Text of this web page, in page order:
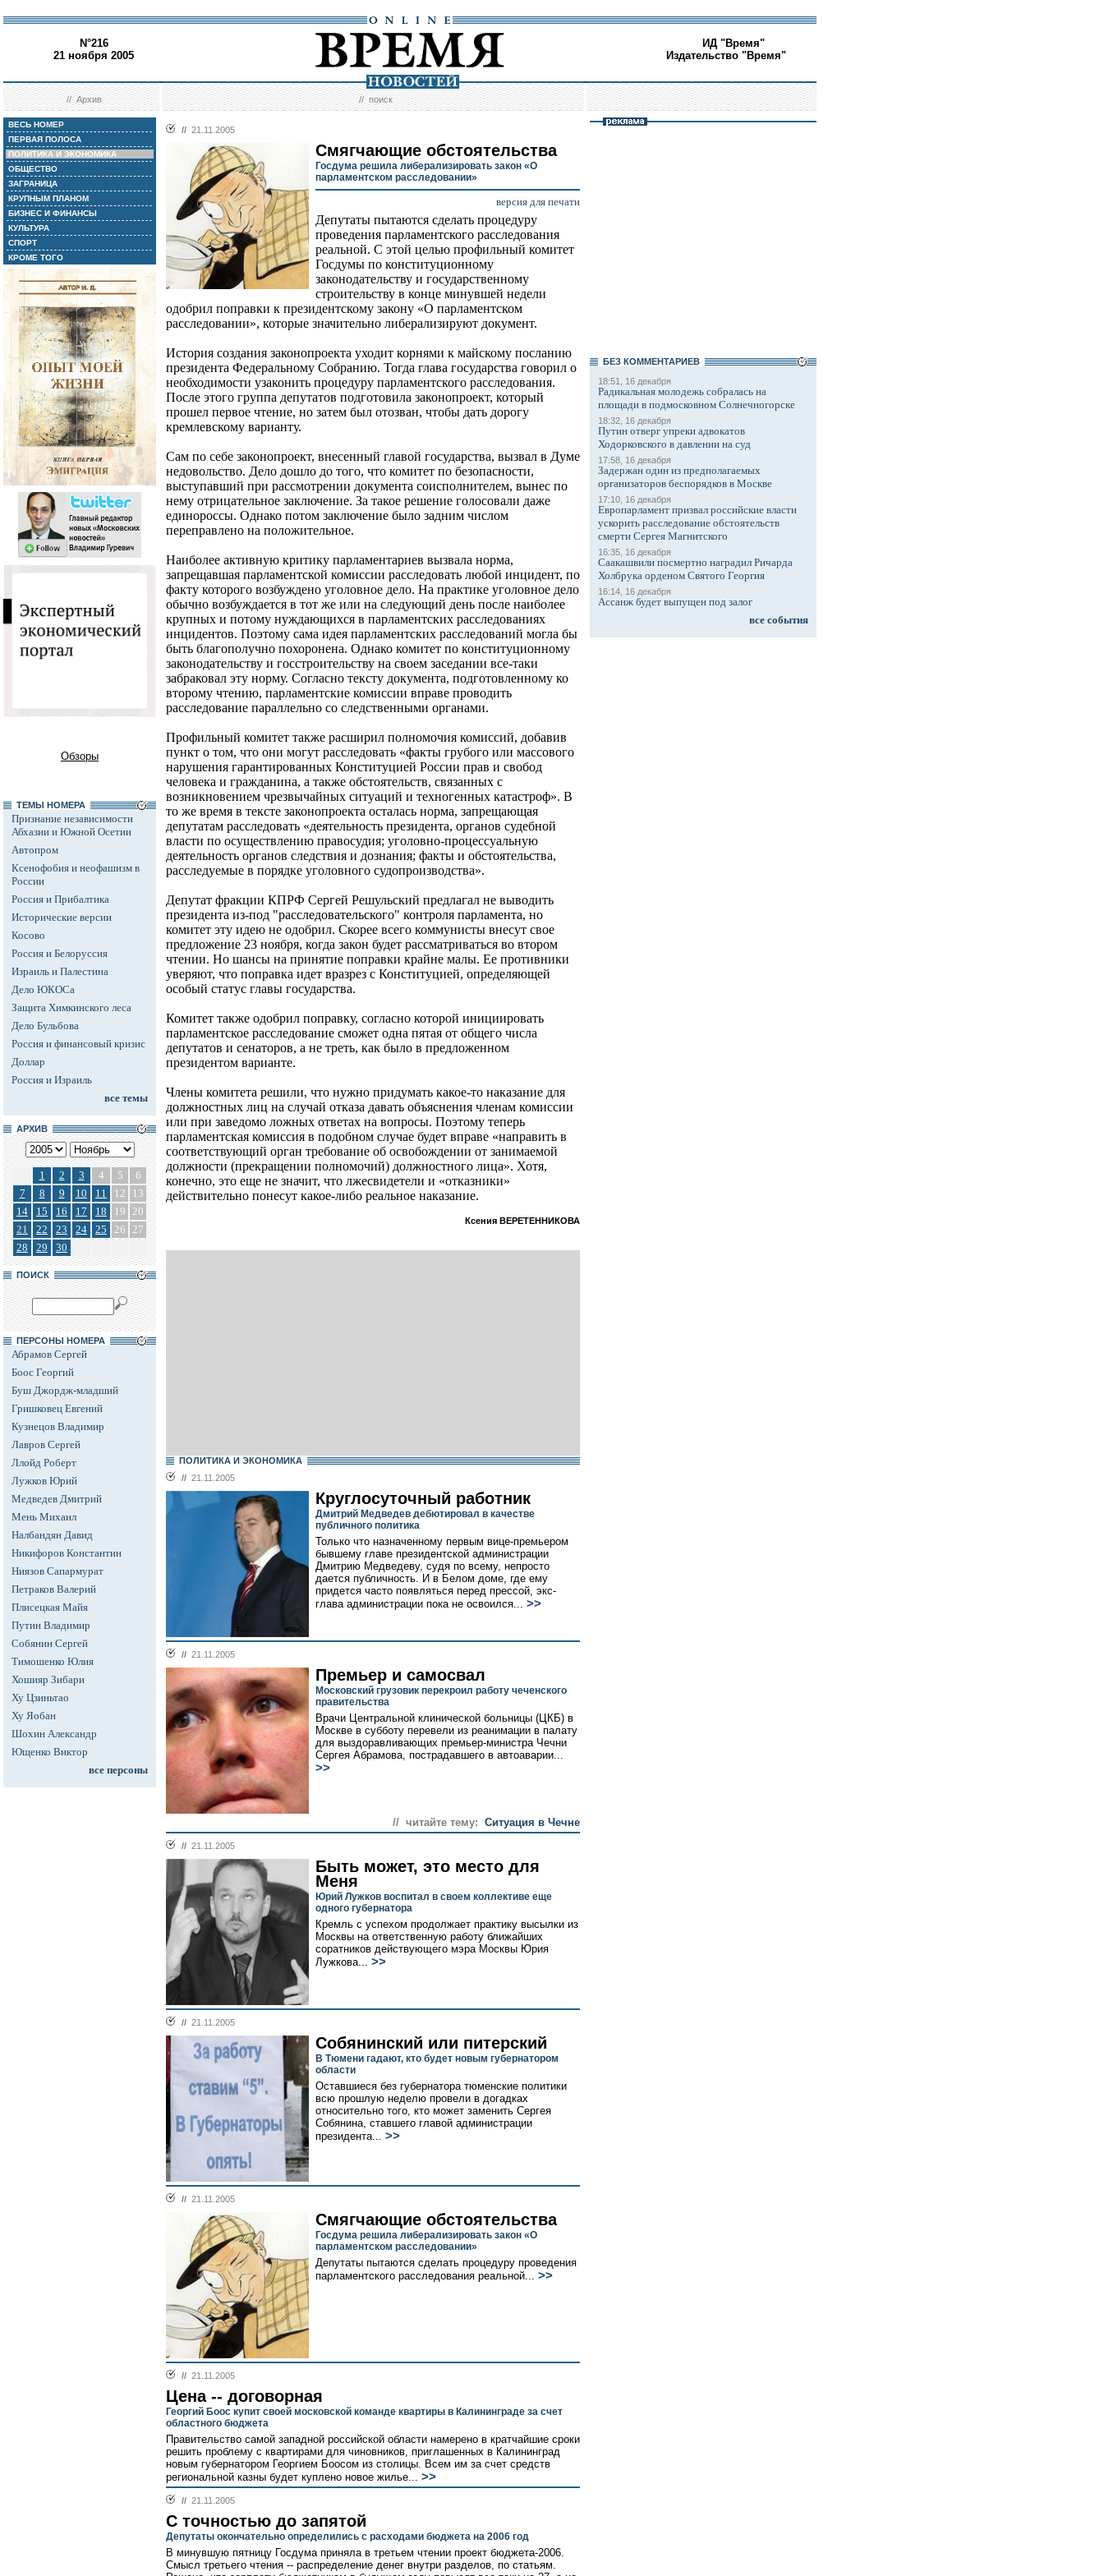
N°216
21 ноября 2005
ИД "Время"
Издательство "Время"
//Архив //поиск
ВЕСЬ НОМЕР
ПЕРВАЯ ПОЛОСА
ПОЛИТИКА И ЭКОНОМИКА
ОБЩЕСТВО
ЗАГРАНИЦА
КРУПНЫМ ПЛАНОМ
БИЗНЕС И ФИНАНСЫ
КУЛЬТУРА
СПОРТ
КРОМЕ ТОГО
Обзоры
ТЕМЫ НОМЕРА
Признание независимости
Абхазии и Южной Осетии
Автопром
Ксенофобия и неофашизм в
России
Россия и Прибалтика
Исторические версии
Косово
Россия и Белоруссия
Израиль и Палестина
Дело ЮКОСа
Защита Химкинского леса
Дело Бульбова
Россия и финансовый кризис
Доллар
Россия и Израиль
все темы
АРХИВ
1 2 3 4 5
6
7
8 9 10 11 12
13
14
15 16 17 18 19 20
21
22 23 24 25 26 27
28
29 30
ПОИСК
ПЕРСОНЫ НОМЕРА
Абрамов Сергей
Боос Георгий
Буш Джордж-младший
Гришковец Евгений
Кузнецов Владимир
Лавров Сергей
Ллойд Роберт
Лужков Юрий
Медведев Дмитрий
Мень Михаил
Налбандян Давид
Никифоров Константин
Ниязов Сапармурат
Петраков Валерий
Плисецкая Майя
Путин Владимир
Собянин Сергей
Тимошенко Юлия
Хошияр Зибари
Ху Цзиньтао
Ху Яобан
Шохин Александр
Ющенко Виктор
все персоны
// 21.11.2005
Смягчающие обстоятельства
Госдума решила либерализировать закон «О
парламентском расследовании»
версия для печати
Депутаты пытаются сделать процедуру
проведения парламентского расследования
реальной. С этой целью профильный комитет
Госдумы по конституционному
законодательству и государственному
строительству в конце минувшей недели
одобрил поправки к президентскому закону «О парламентском
расследовании», которые значительно либерализируют документ.
История создания законопроекта уходит корнями к майскому посланию
президента Федеральному Собранию. Тогда глава государства говорил о
необходимости узаконить процедуру парламентского расследования.
После этого группа депутатов подготовила законопроект, который
прошел первое чтение, но затем был отозван, чтобы дать дорогу
кремлевскому варианту.
Сам по себе законопроект, внесенный главой государства, вызвал в Думе
недовольство. Дело дошло до того, что комитет по безопасности,
выступавший при рассмотрении документа соисполнителем, вынес по
нему отрицательное заключение. За такое решение голосовали даже
единороссы. Однако потом заключение было задним числом
переправлено на положительное.
Наиболее активную критику парламентариев вызвала норма,
запрещавшая парламентской комиссии расследовать любой инцидент, по
факту которого возбуждено уголовное дело. На практике уголовное дело
обычно возбуждается в тот же или на следующий день после наиболее
крупных и потому нуждающихся в парламентских расследованиях
инцидентов. Поэтому сама идея парламентских расследований могла бы
быть благополучно похоронена. Однако комитет по конституционному
законодательству и госстроительству на своем заседании все-таки
забраковал эту норму. Согласно тексту документа, подготовленному ко
второму чтению, парламентские комиссии вправе проводить
расследование параллельно со следственными органами.
Профильный комитет также расширил полномочия комиссий, добавив
пункт о том, что они могут расследовать «факты грубого или массового
нарушения гарантированных Конституцией России прав и свобод
человека и гражданина, а также обстоятельств, связанных с
возникновением чрезвычайных ситуаций и техногенных катастроф». В
то же время в тексте законопроекта осталась норма, запрещающая
депутатам расследовать «деятельность президента, органов судебной
власти по осуществлению правосудия; уголовно-процессуальную
деятельность органов следствия и дознания; факты и обстоятельства,
расследуемые в порядке уголовного судопроизводства».
Депутат фракции КПРФ Сергей Решульский предлагал не выводить
президента из-под "расследовательского" контроля парламента, но
комитет эту идею не одобрил. Скорее всего коммунисты внесут свое
предложение 23 ноября, когда закон будет рассматриваться во втором
чтении. Но шансы на принятие поправки крайне малы. Ее противники
уверяют, что поправка идет вразрез с Конституцией, определяющей
особый статус главы государства.
Комитет также одобрил поправку, согласно которой инициировать
парламентское расследование сможет одна пятая от общего числа
депутатов и сенаторов, а не треть, как было в предложенном
президентом варианте.
Члены комитета решили, что нужно придумать какое-то наказание для
должностных лиц на случай отказа давать объяснения членам комиссии
или при заведомо ложных ответах на вопросы. Поэтому теперь
парламентская комиссия в подобном случае будет вправе «направить в
соответствующий орган требование об освобождении от занимаемой
должности (прекращении полномочий) должностного лица». Хотя,
конечно, это еще не значит, что лжесвидетели и «отказники»
действительно понесут какое-либо реальное наказание.
Ксения ВЕРЕТЕННИКОВА
ПОЛИТИКА И ЭКОНОМИКА
// 21.11.2005
Круглосуточный работник
Дмитрий Медведев дебютировал в качестве
публичного политика
Только что назначенному первым вице-премьером
бывшему главе президентской администрации
Дмитрию Медведеву, судя по всему, непросто
дается публичность. И в Белом доме, где ему
придется часто появляться перед прессой, экс-
глава администрации пока не освоился... >>
// 21.11.2005
Премьер и самосвал
Московский грузовик перекроил работу чеченского
правительства
Врачи Центральной клинической больницы (ЦКБ) в
Москве в субботу перевели из реанимации в палату
для выздоравливающих премьер-министра Чечни
Сергея Абрамова, пострадавшего в автоаварии...
>>
// читайте тему: Ситуация в Чечне
// 21.11.2005
Быть может, это место для
Меня
Юрий Лужков воспитал в своем коллективе еще
одного губернатора
Кремль с успехом продолжает практику высылки из
Москвы на ответственную работу ближайших
соратников действующего мэра Москвы Юрия
Лужкова... >>
// 21.11.2005
Собянинский или питерский
В Тюмени гадают, кто будет новым губернатором
области
Оставшиеся без губернатора тюменские политики
всю прошлую неделю провели в догадках
относительно того, кто может заменить Сергея
Собянина, ставшего главой администрации
президента... >>
// 21.11.2005
Смягчающие обстоятельства
Госдума решила либерализировать закон «О
парламентском расследовании»
Депутаты пытаются сделать процедуру проведения
парламентского расследования реальной... >>
// 21.11.2005
Цена -- договорная
Георгий Боос купит своей московской команде квартиры в Калининграде за счет
областного бюджета
Правительство самой западной российской области намерено в кратчайшие сроки
решить проблему с квартирами для чиновников, приглашенных в Калининград
новым губернатором Георгием Боосом из столицы. Всем им за счет средств
региональной казны будет куплено новое жилье... >>
// 21.11.2005
С точностью до запятой
Депутаты окончательно определились с расходами бюджета на 2006 год
В минувшую пятницу Госдума приняла в третьем чтении проект бюджета-2006.
Смысл третьего чтения -- распределение денег внутри разделов, по статьям.
БЕЗ КОМMЕНТАРИЕВ
18:51, 16 декабря
Радикальная молодежь собралась на
площади в подмосковном Солнечногорске
18:32, 16 декабря
Путин отверг упреки адвокатов
Ходорковского в давлении на суд
17:58, 16 декабря
Задержан один из предполагаемых
организаторов беспорядков в Москве
17:10, 16 декабря
Европарламент призвал российские власти
ускорить расследование обстоятельств
смерти Сергея Магнитского
16:35, 16 декабря
Саакашвили посмертно наградил Ричарда
Холбрука орденом Святого Георгия
16:14, 16 декабря
Ассанж будет выпущен под залог
все события